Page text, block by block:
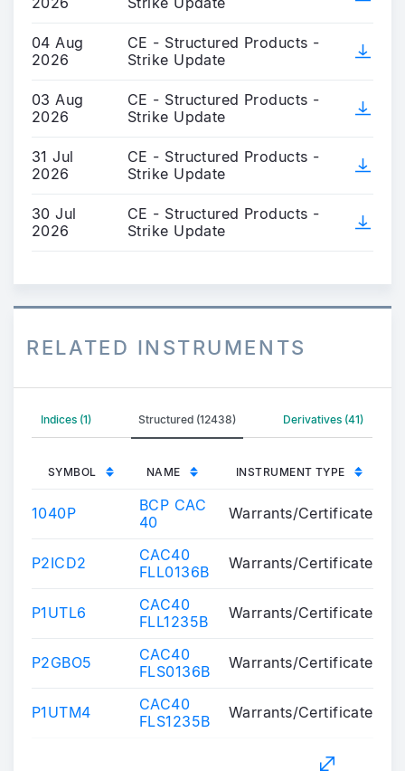
04 Aug
2026
CE - Structured Products -
Strike Update
03 Aug
2026
CE - Structured Products -
Strike Update
31 Jul
2026
CE - Structured Products -
Strike Update
30 Jul
2026
CE - Structured Products -
Strike Update
RELATED INSTRUMENTS
Indices (1) Structured (12438) Derivatives (41)
SYMBOL NAME INSTRUMENT TYPE
1040P
BCP CAC
40
Warrants/Certificates
P2ICD2
CAC40
FLL0136B
Warrants/Certificates
P1UTL6
CAC40
FLL1235B
Warrants/Certificates
P2GBO5
CAC40
FLS0136B
Warrants/Certificates
P1UTM4
CAC40
FLS1235B
Warrants/Certificates